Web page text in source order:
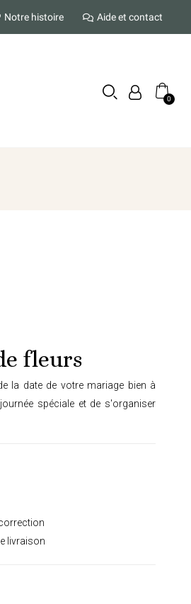
Notre histoire Aide et contact
fleurs
la date de votre mariage bien à
spéciale et de s'organiser
livraison